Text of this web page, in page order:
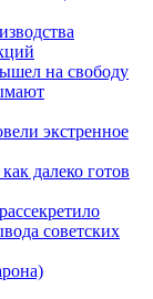
на свободу
экстренное
далеко готов
советских